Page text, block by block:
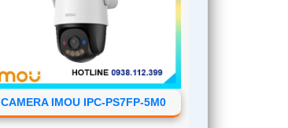
CAMERA IMOU IPC-PS7FP-5M0